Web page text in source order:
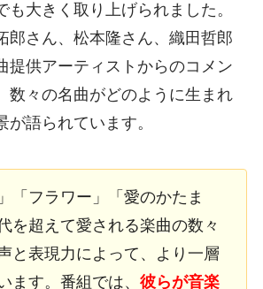
も大きく取り上げられました。
郎さん、松本隆さん、織田哲郎
提供アーティストからのコメン
数々の名曲がどのように生まれ
が語られています。
「フラワー」「愛のかたま
を超えて愛される楽曲の数々
と表現力によって、より一層
ます。番組では、 彼らが音楽